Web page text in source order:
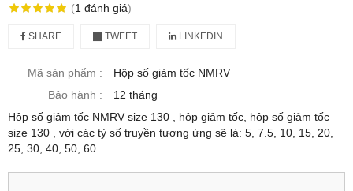
(1 đánh giá)
SHARE TWEET LINKEDIN
Mã sản phẩm :
Hộp số giảm tốc NMRV
Bảo hành :
12 tháng
Hộp số giảm tốc NMRV size 130 , hộp giảm tốc, hộp số giảm tốc
size 130 , với các tỷ số truyền tương ứng sẽ là: 5, 7.5, 10, 15, 20,
25, 30, 40, 50, 60